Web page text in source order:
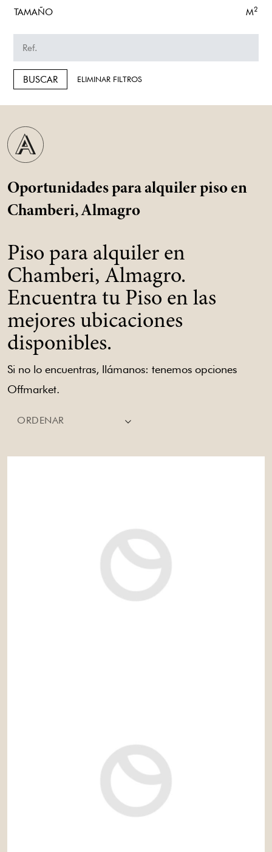
TAMAÑO M2
BUSCAR ELIMINAR FILTROS
Oportunidades para alquiler piso en
Chamberi, Almagro
Piso para alquiler en
Chamberi, Almagro.
Encuentra tu Piso en las
mejores ubicaciones
disponibles.
Si no lo encuentras, llámanos: tenemos opciones
Offmarket.
ORDENAR